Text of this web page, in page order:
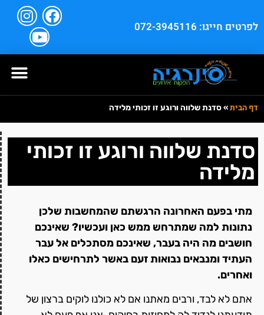
לפרטים חייגו: 072-3945116
דף הבית»סדנת שלווה ורוגע זו זכותי מלידה
סדנת שלווה ורוגע זו זכותי
מלידה
מתי בפעם האחרונה הרגשתם שהמחשבות שלכן
נתונות למה שמתרחש ממש כאן ועכשיו? שאינכם
חושבים מה היה בעבר, שאינכם מסתכלים אל עבר
העתיד ומנבאים נבואות זעם באשר לתרחישים כאלו
ואחרים.
אתם לא לבד, ורבים מאתנו אם לא כולנו לוקים ברצון של